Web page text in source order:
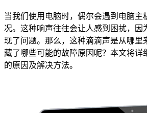
当我们使用电脑时，偶尔会遇到电脑主
况。这种响声往往会让人感到困扰，因
现了问题。那么，这种滴滴声是从哪里
藏了哪些可能的故障原因呢？本文将详
的原因及解决方法。